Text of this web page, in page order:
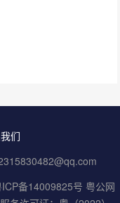
们
ICP备14009825号 粤公网